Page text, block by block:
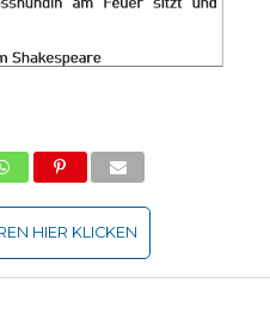
HIER KLICKEN